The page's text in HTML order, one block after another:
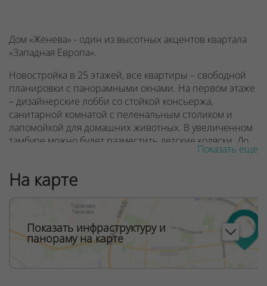
Дом «Женева» - один из высотных акцентов квартала
«Западная Европа».
Новостройка в 25 этажей, все квартиры – свободной
планировки с панорамными окнами. На первом этаже
– дизайнерские лобби со стойкой консьержа,
санитарной комнатой с пеленальным столиком и
лапомойкой для домашних животных. В увеличенном
тамбуре можно будет разместить детские коляски. До
квартир жителей доставят 3 скоростных лифта, один
В квартале «Западная Европа» в будущем появятся
детский сад и поликлиника, запроектированы
спортивные и десткие игровые площадки. Дом
Женева находится в шаговой доступности от
строящейся станции метро Аэродромная и торгово-
развлекательного комплекса Avia mall.
Показать еще
На карте
Показать инфраструктуру и
панораму на карте